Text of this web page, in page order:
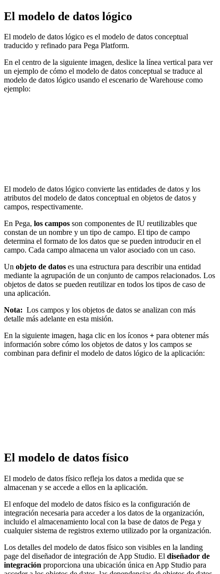
El modelo de datos lógico
El modelo de datos lógico es el modelo de datos conceptual
traducido y refinado para Pega Platform.
En el centro de la siguiente imagen, deslice la línea vertical para ver
un ejemplo de cómo el modelo de datos conceptual se traduce al
modelo de datos lógico usando el escenario de Warehouse como
ejemplo:
El modelo de datos lógico convierte las entidades de datos y los
atributos del modelo de datos conceptual en objetos de datos y
campos, respectivamente.
En Pega, los campos son componentes de IU reutilizables que
constan de un nombre y un tipo de campo. El tipo de campo
determina el formato de los datos que se pueden introducir en el
campo. Cada campo almacena un valor asociado con un caso.
Un objeto de datos es una estructura para describir una entidad
mediante la agrupación de un conjunto de campos relacionados. Los
objetos de datos se pueden reutilizar en todos los tipos de caso de
una aplicación.
Nota: Los campos y los objetos de datos se analizan con más
detalle más adelante en esta misión.
En la siguiente imagen, haga clic en los íconos + para obtener más
información sobre cómo los objetos de datos y los campos se
combinan para definir el modelo de datos lógico de la aplicación:
El modelo de datos físico
El modelo de datos físico refleja los datos a medida que se
almacenan y se accede a ellos en la aplicación.
El enfoque del modelo de datos físico es la configuración de
integración necesaria para acceder a los datos de la organización,
incluido el almacenamiento local con la base de datos de Pega y
cualquier sistema de registros externo utilizado por la organización.
Los detalles del modelo de datos físico son visibles en la landing
page del diseñador de integración de App Studio. El diseñador de
integración proporciona una ubicación única en App Studio para